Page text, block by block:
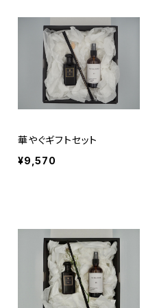
華やぐギフトセット
¥9,570